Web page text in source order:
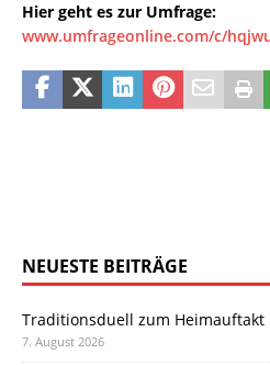
Hier geht es zur Umfrage:
www.umfrageonline.com/c/
NEUESTE BEITRÄGE
Traditionsduell zum Heimauftakt
7. August 2026